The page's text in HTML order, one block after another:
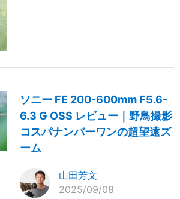
ソニー FE 200-600mm F5.6-
6.3 G OSS レビュー｜野鳥撮影
コスパナンバーワンの超望遠ズ
ーム
山田芳文
2025/09/08